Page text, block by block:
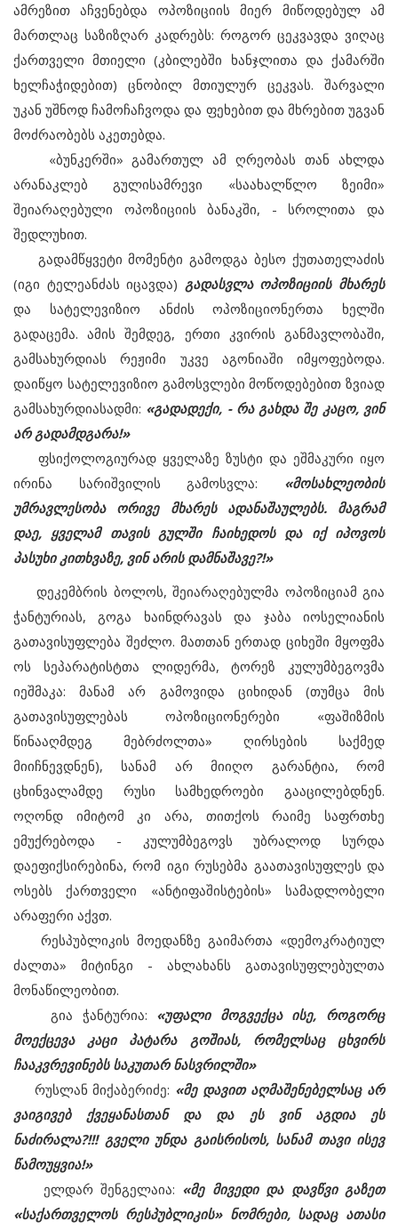
ამრეზით აჩვენებდა ოპოზიციის მიერ მიწოდებულ ამ
მართლაც საზიზღარ კადრებს: როგორ ცეკვავდა ვიღაც
ქართველი მთიელი (კბილებში ხანჯლითა და ქამარში
ხელჩაჭიდებით) ცნობილ მთიულურ ცეკვას. შარვალი
უკან უშნოდ ჩამოჩაჩვოდა და ფეხებით და მხრებით უგვან
მოძრაობებს აკეთებდა.
«ბუნკერში» გამართულ ამ ღრეობას თან ახლდა
არანაკლებ გულისამრევი «საახალწლო ზეიმი»
შეიარაღებული ოპოზიციის ბანაკში, - სროლითა და
შედლუხით.
გადამწყვეტი მომენტი გამოდგა ბესო ქუთათელაძის
(იგი ტელეანძას იცავდა) გადასვლა ოპოზიციის მხარეს
და სატელევიზიო ანძის ოპოზიციონერთა ხელში
გადაცემა. ამის შემდეგ, ერთი კვირის განმავლობაში,
გამსახურდიას რეჟიმი უკვე აგონიაში იმყოფებოდა.
დაიწყო სატელევიზიო გამოსვლები მოწოდებებით ზვიად
გამსახურდიასადმი: «გადადექი, - რა გახდა შე კაცო, ვინ
არ გადამდგარა!»
ფსიქოლოგიურად ყველაზე ზუსტი და ეშმაკური იყო
ირინა სარიშვილის გამოსვლა: «მოსახლეობის
უმრავლესობა ორივე მხარეს ადანაშაულებს. მაგრამ
დაე, ყველამ თავის გულში ჩაიხედოს და იქ იპოვოს
პასუხი კითხვაზე, ვინ არის დამნაშავე?!»
დეკემბრის ბოლოს, შეიარაღებულმა ოპოზიციამ გია
ჭანტურიას, გოგა ხაინდრავას და ჯაბა იოსელიანის
გათავისუფლება შეძლო. მათთან ერთად ციხეში მყოფმა
ოს სეპარატისტთა ლიდერმა, ტორეზ კულუმბეგოვმა
იეშმაკა: მანამ არ გამოვიდა ციხიდან (თუმცა მის
გათავისუფლებას ოპოზიციონერები «ფაშიზმის
წინააღმდეგ მებრძოლთა» ღირსების საქმედ
მიიჩნევდნენ), სანამ არ მიიღო გარანტია, რომ
ცხინვალამდე რუსი სამხედროები გააცილებდნენ.
ოღონდ იმიტომ კი არა, თითქოს რაიმე საფრთხე
ემუქრებოდა - კულუმბეგოვს უბრალოდ სურდა
დაეფიქსირებინა, რომ იგი რუსებმა გაათავისუფლეს და
ოსებს ქართველი «ანტიფაშისტების» სამადლობელი
არაფერი აქვთ.
რესპუბლიკის მოედანზე გაიმართა «დემოკრატიულ
ძალთა» მიტინგი - ახლახანს გათავისუფლებულთა
მონაწილეობით.
გია ჭანტურია: «უფალი მოგვექცა ისე, როგორც
მოექცევა კაცი პატარა გოშიას, რომელსაც ცხვირს
ჩააკვრევინებს საკუთარ ნასვრილში»
რუსლან მიქაბერიძე: «მე დავით აღმაშენებელსაც არ
ვაიგივებ ქვეყანასთან და და ეს ვინ აგდია ეს
ნაძირალა?!!! გველი უნდა გაისრისოს, სანამ თავი ისევ
წამოუყვია!»
ელდარ შენგელაია: «მე მივედი და დავწვი გაზეთ
«საქართველოს რესპუბლიკის» ნომრები, სადაც ათასი